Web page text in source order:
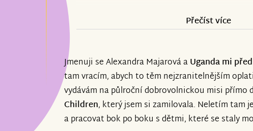
Přečíst více
Jmenuji se Alexandra Majarová aUganda mi
tam vracím, abych to těm nejzranitelnějším
vydávám na půlroční dobrovolnickou misi přímo
Children, který jsem si zamilovala. Neletím tam
a pracovat bok po boku s dětmi, které se staly